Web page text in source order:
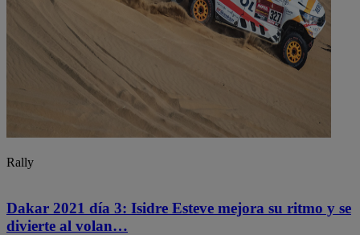
Rally
Dakar 2021 día 3: Isidre Esteve mejora su ritmo y se
divierte al volan…